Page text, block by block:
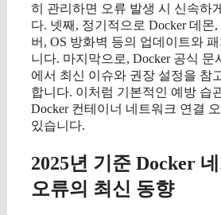
히 관리하면 오류 발생 시 신속하
다. 넷째, 정기적으로 Docker 데몬,
버, OS 방화벽 등의 업데이트와
니다. 마지막으로, Docker 공식 문
에서 최신 이슈와 권장 설정을 참
합니다. 이처럼 기본적인 예방 습
Docker 컨테이너 네트워크 연결
있습니다.
2025년 기준 Docker
오류의 최신 동향